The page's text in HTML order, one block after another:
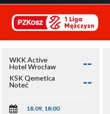
WKK Active
Hotel Wrocław
--
KSK Qemetica
Noteć
Inowrocław
--
18.09, 18:00